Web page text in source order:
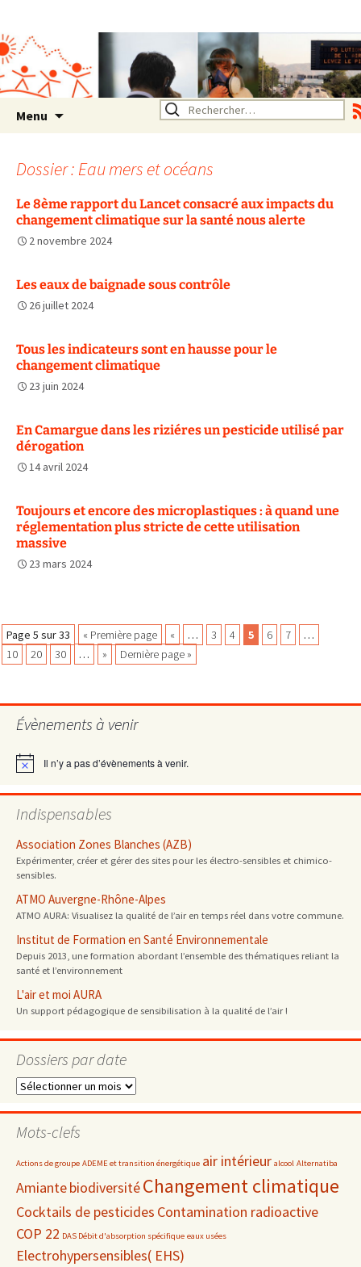
Rhône Alpes
Un environnement sain pour
la santé de tous
Menu Rechercher :
Dossier : Eau mers et océans
Le 8ème rapport du Lancet consacré aux impacts du
changement climatique sur la santé nous alerte
2 novembre 2024
Les eaux de baignade sous contrôle
26 juillet 2024
Tous les indicateurs sont en hausse pour le
changement climatique
23 juin 2024
En Camargue dans les riziéres un pesticide utilisé par
dérogation
14 avril 2024
Toujours et encore des microplastiques : à quand une
réglementation plus stricte de cette utilisation
massive
23 mars 2024
Navigation
des
articles
Page 5 sur 33 « Première page « … 3 4 5 6 7
…
10
20 30 … » Dernière page »
Évènements à venir
Notice Il n’y a pas d’évènements à venir.
Indispensables
Association Zones Blanches (AZB)
Expérimenter, créer et gérer des sites pour les électro-sensibles et chimico-
sensibles.
ATMO Auvergne-Rhône-Alpes
ATMO AURA: Visualisez la qualité de l’air en temps réel dans votre commune.
Institut de Formation en Santé Environnementale
Depuis 2013, une formation abordant l’ensemble des thématiques reliant la
santé et l’environnement
L'air et moi AURA
Un support pédagogique de sensibilisation à la qualité de l’air !
Dossiers par date
Dossiers
date
Mots-clefs
Actions de groupe ADEME et transition énergétique air intérieur alcool Alternatiba
AmiantebiodiversitéChangement climatique
Cocktails de pesticides Contamination radioactive
COP 22 DAS Débit d'absorption spécifique eaux usées
Electrohypersensibles( EHS)